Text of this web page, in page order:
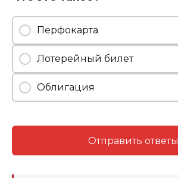
Перфокарта
Лотерейный билет
Облигация
Отправить ответы